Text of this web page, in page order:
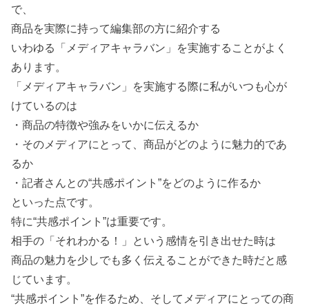
で、
商品を実際に持って編集部の方に紹介する
いわゆる「メディアキャラバン」を実施することがよく
あります。
「メディアキャラバン」を実施する際に私がいつも心が
けているのは
・商品の特徴や強みをいかに伝えるか
・そのメディアにとって、商品がどのように魅力的であ
るか
・記者さんとの“共感ポイント”をどのように作るか
といった点です。
特に“共感ポイント”は重要です。
相手の「それわかる！」という感情を引き出せた時は
商品の魅力を少しでも多く伝えることができた時だと感
じています。
“共感ポイント”を作るため、そしてメディアにとっての商